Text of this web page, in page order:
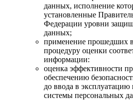
данных, исполнение
установленные
Федерации уровни
данных;
применение прошедших
процедуру оценки
информации:
оценка эффективности
обеспечению
до ввода в
системы персональных